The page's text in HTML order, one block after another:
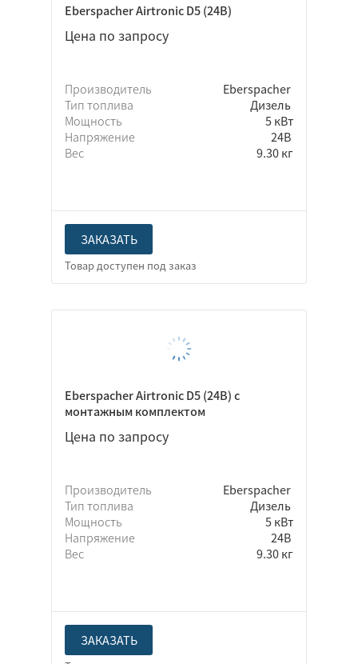
Eberspacher Airtronic D5 (24В)
Цена по запросу
Производитель
Eberspacher
Тип топлива
Дизель
Мощность
5 кВт
Напряжение
24В
Вес
9.30 кг
ЗАКАЗАТЬ
Eberspacher Airtronic D5 (24В) с
монтажным комплектом
Цена по запросу
Производитель
Eberspacher
Тип топлива
Дизель
Мощность
5 кВт
Напряжение
24В
Вес
9.30 кг
ЗАКАЗАТЬ